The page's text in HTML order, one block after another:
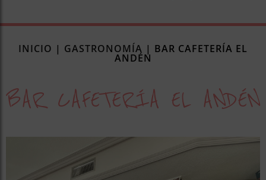
INICIO | GASTRONOMÍA | BAR CAFETERÍA EL
ANDÉN
BAR CAFETERÍA EL ANDÉN